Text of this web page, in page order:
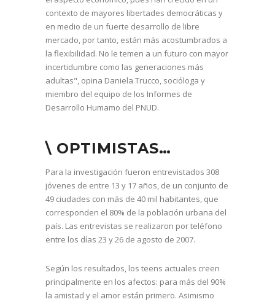
contexto de mayores libertades democráticas y
en medio de un fuerte desarrollo de libre
mercado, por tanto, están más acostumbrados a
la flexibilidad. No le temen a un futuro con mayor
incertidumbre como las generaciones más
adultas", opina Daniela Trucco, socióloga y
miembro del equipo de los Informes de
Desarrollo Humamo del PNUD.
\ OPTIMISTAS…
Para la investigación fueron entrevistados 308
jóvenes de entre 13 y 17 años, de un conjunto de
49 ciudades con más de 40 mil habitantes, que
corresponden el 80% de la población urbana del
país. Las entrevistas se realizaron por teléfono
entre los días 23 y 26 de agosto de 2007.
Según los resultados, los teens actuales creen
principalmente en los afectos: para más del 90%
la amistad y el amor están primero. Asimismo